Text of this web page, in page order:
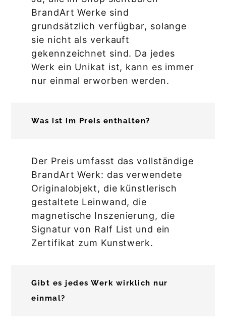
BrandArt Werke sind
grundsätzlich verfügbar, solange
sie nicht als verkauft
gekennzeichnet sind. Da jedes
Werk ein Unikat ist, kann es immer
nur einmal erworben werden.
Was ist im Preis enthalten?
Der Preis umfasst das vollständige
BrandArt Werk: das verwendete
Originalobjekt, die künstlerisch
gestaltete Leinwand, die
magnetische Inszenierung, die
Signatur von Ralf List und ein
Zertifikat zum Kunstwerk.
Gibt es jedes Werk wirklich nur
einmal?